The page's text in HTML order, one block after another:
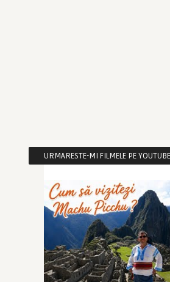
URMARESTE-MI FILMELE PE